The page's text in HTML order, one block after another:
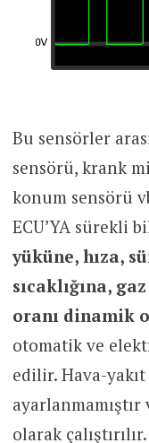
Bu sensörler
sensörü, krank
konum sensörü
ECU’YA sürekli
yüküne, hıza,
sıcaklığına,
oranı dinamik
otomatik ve
edilir. Hava-
olarak çalıştırılır.